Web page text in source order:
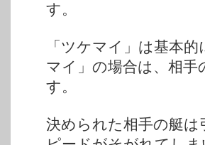
す。
「ツケマイ」は基本
マイ」の場合は、相
す。
決められた相手の艇